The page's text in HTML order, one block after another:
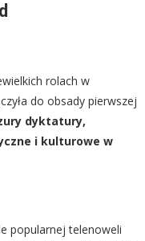
rolach w
do obsady pierwszej
dyktatury,
i kulturowe w
popularnej telenoweli